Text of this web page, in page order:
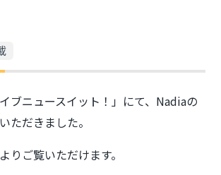
ブニュースイット！」にて、Nadiaの
ただきました。
りご覧いただけます。